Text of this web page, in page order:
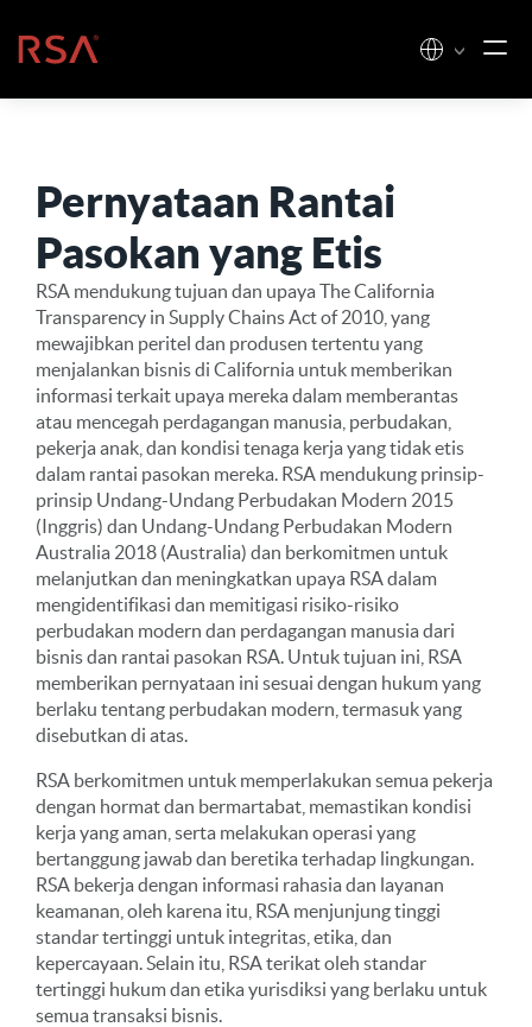
Beranda
Pernyataan Rantai
Pasokan yang Etis
RSA mendukung tujuan dan upaya The California
Transparency in Supply Chains Act of 2010, yang
mewajibkan peritel dan produsen tertentu yang
menjalankan bisnis di California untuk memberikan
informasi terkait upaya mereka dalam memberantas
atau mencegah perdagangan manusia, perbudakan,
pekerja anak, dan kondisi tenaga kerja yang tidak etis
dalam rantai pasokan mereka. RSA mendukung prinsip-
prinsip Undang-Undang Perbudakan Modern 2015
(Inggris) dan Undang-Undang Perbudakan Modern
Australia 2018 (Australia) dan berkomitmen untuk
melanjutkan dan meningkatkan upaya RSA dalam
mengidentifikasi dan memitigasi risiko-risiko
perbudakan modern dan perdagangan manusia dari
bisnis dan rantai pasokan RSA. Untuk tujuan ini, RSA
memberikan pernyataan ini sesuai dengan hukum yang
berlaku tentang perbudakan modern, termasuk yang
disebutkan di atas.
RSA berkomitmen untuk memperlakukan semua pekerja
dengan hormat dan bermartabat, memastikan kondisi
kerja yang aman, serta melakukan operasi yang
bertanggung jawab dan beretika terhadap lingkungan.
RSA bekerja dengan informasi rahasia dan layanan
keamanan, oleh karena itu, RSA menjunjung tinggi
standar tertinggi untuk integritas, etika, dan
kepercayaan. Selain itu, RSA terikat oleh standar
tertinggi hukum dan etika yurisdiksi yang berlaku untuk
semua transaksi bisnis.